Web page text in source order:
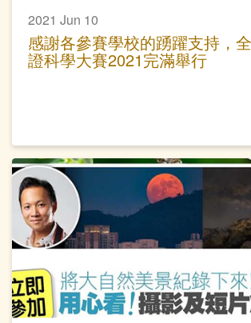
2021 Jun 10
感謝各參賽學校的踴躍支持，
證科學大賽2021完滿舉行